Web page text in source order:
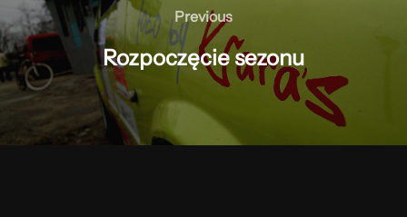
wpisu
Previous
Previous
Rozpoczęcie sezonu